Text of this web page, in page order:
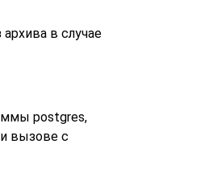
в случае
postgres,
вызове с